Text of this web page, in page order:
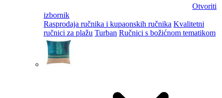
Otvoriti
izbornik
Rasprodaja ručnika i kupaonskih ručnika Kvalitetni
ručnici za plažu Turban Ručnici s božićnom tematikom